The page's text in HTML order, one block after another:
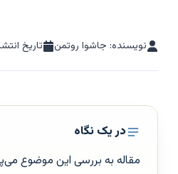
نویسنده: جاشوا روتمن تاریخ
در یک نگاه
مقاله به بررسی این موضوع